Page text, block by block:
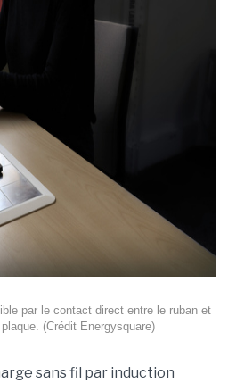
par le contact direct entre le ruban et
(Crédit Energysquare)
sans fil par induction